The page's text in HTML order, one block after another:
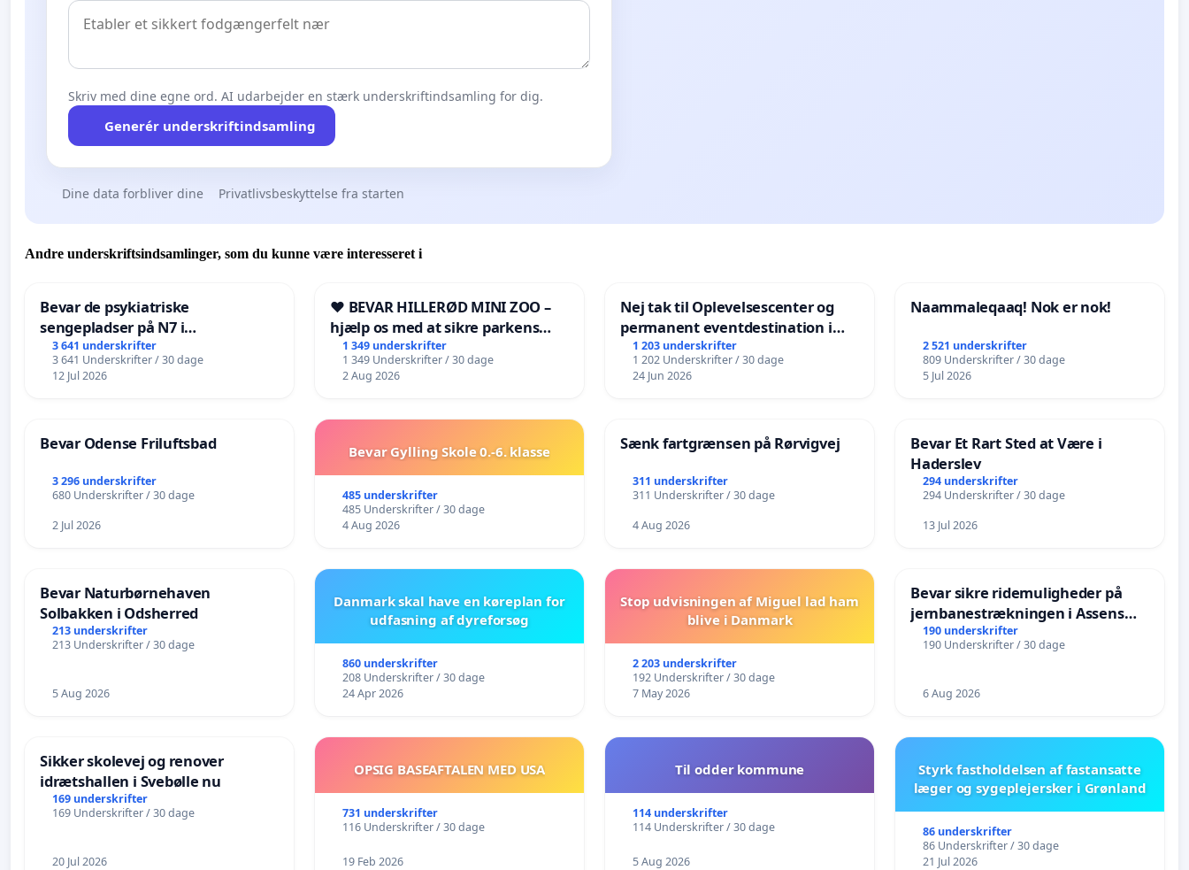
Skriv med dine egne ord. AI udarbejder en stærk underskriftindsamling for dig.
Generér underskriftindsamling
Dine data forbliver dine Privatlivsbeskyttelse fra starten
Andre underskriftsindsamlinger, som du kunne være interesseret i
Bevar de psykiatriske
sengepladser på N7 i
Frederikshavn
3 641 underskrifter
3 641 Underskrifter / 30 dage
12 Jul 2026
❤️ BEVAR HILLERØD MINI ZOO –
hjælp os med at sikre parkens
fremtid ❤️
1 349 underskrifter
1 349 Underskrifter / 30 dage
2 Aug 2026
Nej tak til Oplevelsescenter og
permanent eventdestination i
Vejby - Ja tak til et levende
lokalområde i balance
1 203 underskrifter
1 202 Underskrifter / 30 dage
24 Jun 2026
Naammaleqaaq! Nok er nok!
2 521 underskrifter
809 Underskrifter / 30 dage
5 Jul 2026
Bevar Odense Friluftsbad
3 296 underskrifter
680 Underskrifter / 30 dage
2 Jul 2026
Bevar Gylling Skole 0.-6. klasse
485 underskrifter
485 Underskrifter / 30 dage
4 Aug 2026
Sænk fartgrænsen på Rørvigvej
311 underskrifter
311 Underskrifter / 30 dage
4 Aug 2026
Bevar Et Rart Sted at Være i
Haderslev
294 underskrifter
294 Underskrifter / 30 dage
13 Jul 2026
Bevar Naturbørnehaven
Solbakken i Odsherred
213 underskrifter
213 Underskrifter / 30 dage
5 Aug 2026
Danmark skal have en køreplan for
udfasning af dyreforsøg
860 underskrifter
208 Underskrifter / 30 dage
24 Apr 2026
Stop udvisningen af Miguel lad ham
blive i Danmark
2 203 underskrifter
192 Underskrifter / 30 dage
7 May 2026
Bevar sikre ridemuligheder på
jernbanestrækningen i Assens
Kommune
190 underskrifter
190 Underskrifter / 30 dage
6 Aug 2026
Sikker skolevej og renover
idrætshallen i Svebølle nu
169 underskrifter
169 Underskrifter / 30 dage
20 Jul 2026
OPSIG BASEAFTALEN MED USA
731 underskrifter
116 Underskrifter / 30 dage
19 Feb 2026
Til odder kommune
114 underskrifter
114 Underskrifter / 30 dage
5 Aug 2026
Styrk fastholdelsen af fastansatte
læger og sygeplejersker i Grønland
86 underskrifter
86 Underskrifter / 30 dage
21 Jul 2026